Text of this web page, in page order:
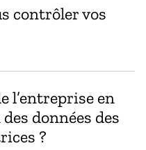
contrôler vos
l’entreprise en
données des
?